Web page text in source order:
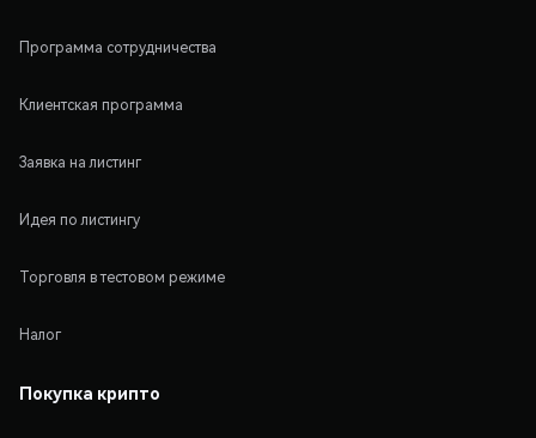
Программа сотрудничества
Клиентская программа
Заявка на листинг
Идея по листингу
Торговля в тестовом режиме
Налог
Покупка крипто